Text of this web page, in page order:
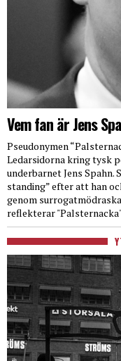
Vem fan är Jens
Pseudonymen
Ledarsidorna kring tysk
underbarnet Jens Spahn.
standing” efter att han
genom
reflekterar